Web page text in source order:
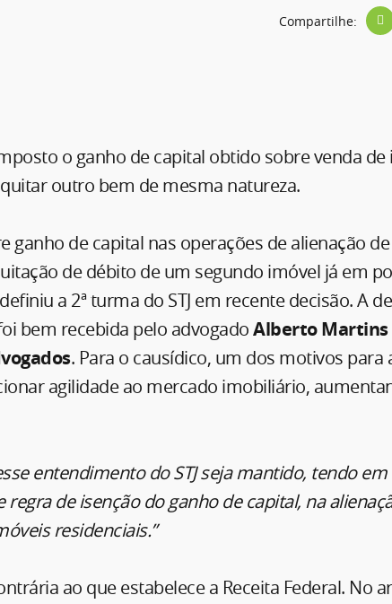
Compartilhe:
o ganho de capital obtido sobre venda de
outro bem de mesma natureza.
ganho de capital nas operações de alienação
de débito de um segundo imóvel já em
a 2ª turma do STJ em recente decisão. A
bem recebida pelo advogadoAlberto
. Para o causídico, um dos motivos para
agilidade ao mercado imobiliário,
entendimento do STJ seja mantido, tendo em
de isenção do ganho de capital, na
residenciais.”
ao que estabelece a Receita Federal. No